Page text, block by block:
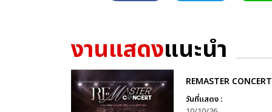
งานแสดงแนะนำ
REMASTER CONCERT
วันที่แสดง :